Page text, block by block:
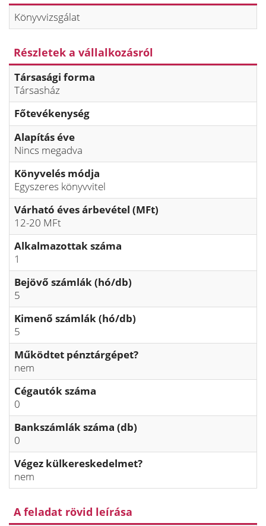
Könyvvizsgálat
Részletek a vállalkozásról
Társasági forma
Társasház
Főtevékenység
Alapítás éve
Nincs megadva
Könyvelés módja
Egyszeres könyvvitel
Várható éves árbevétel (MFt)
12-20 MFt
Alkalmazottak száma
1
Bejövő számlák (hó/db)
5
Kimenő számlák (hó/db)
5
Működtet pénztárgépet?
nem
Cégautók száma
0
Bankszámlák száma (db)
0
Végez külkereskedelmet?
nem
A feladat rövid leírása